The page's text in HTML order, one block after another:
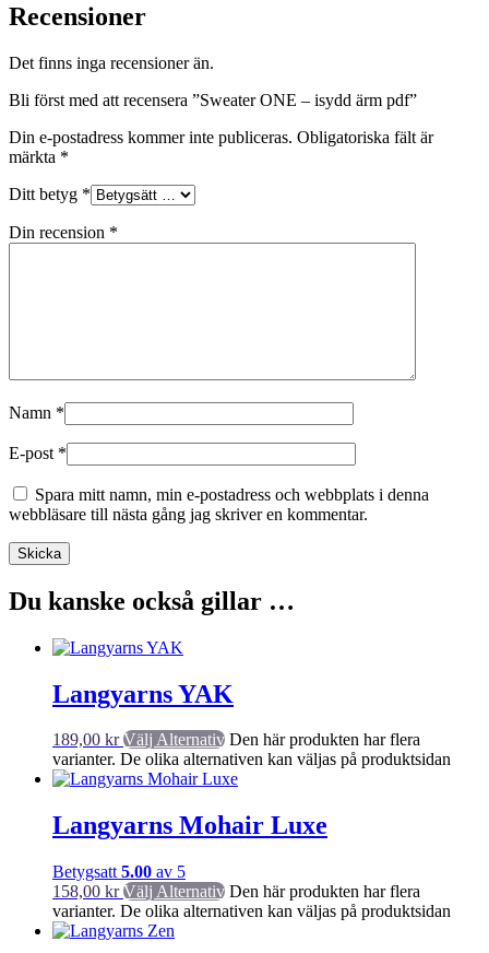
Recensioner
Det finns inga recensioner än.
Bli först med att recensera ”Sweater ONE – isydd ärm pdf”
Din e-postadress kommer inte publiceras. Obligatoriska fält är
märkta *
Ditt betyg *
Din recension *
Namn *
E-post *
Spara mitt namn, min e-postadress och webbplats i denna
webbläsare till nästa gång jag skriver en kommentar.
Du kanske också gillar …
Langyarns YAK
189,00 kr Välj Alternativ Den här produkten har flera
varianter. De olika alternativen kan väljas på produktsidan
Langyarns Mohair Luxe
Betygsatt 5.00 av 5
158,00 kr Välj Alternativ Den här produkten har flera
varianter. De olika alternativen kan väljas på produktsidan